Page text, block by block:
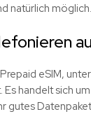
natürlich
eSIM,
Es handelt sich
gutes